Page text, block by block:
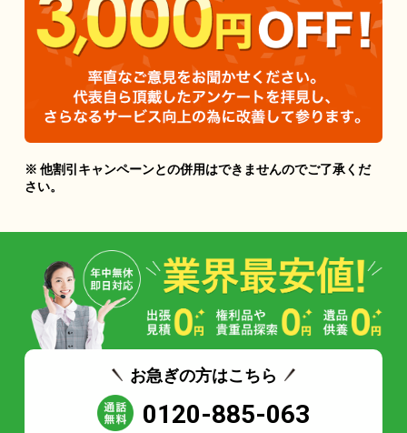
※ 他割引キャンペーンとの併用はできませんのでご了承くだ
さい。
お急ぎの方はこちら
0120-885-063